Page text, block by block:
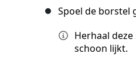
Spoel de
Herhaal
schoon lijkt.